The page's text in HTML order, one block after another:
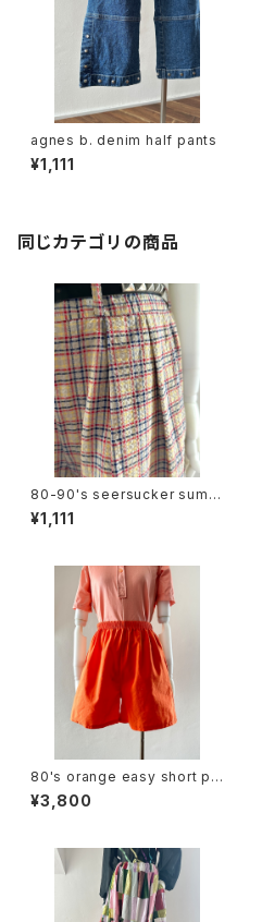
agnes b. denim half pants
¥1,111
同じカテゴリの商品
80-90's seersucker summ
er plaid slacks
¥1,111
80's orange easy short pa
nts
¥3,800